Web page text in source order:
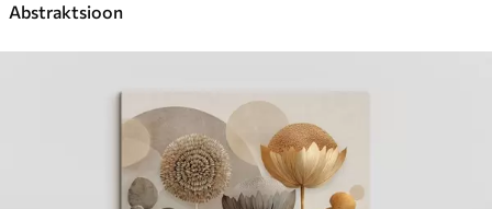
Abstraktsioon